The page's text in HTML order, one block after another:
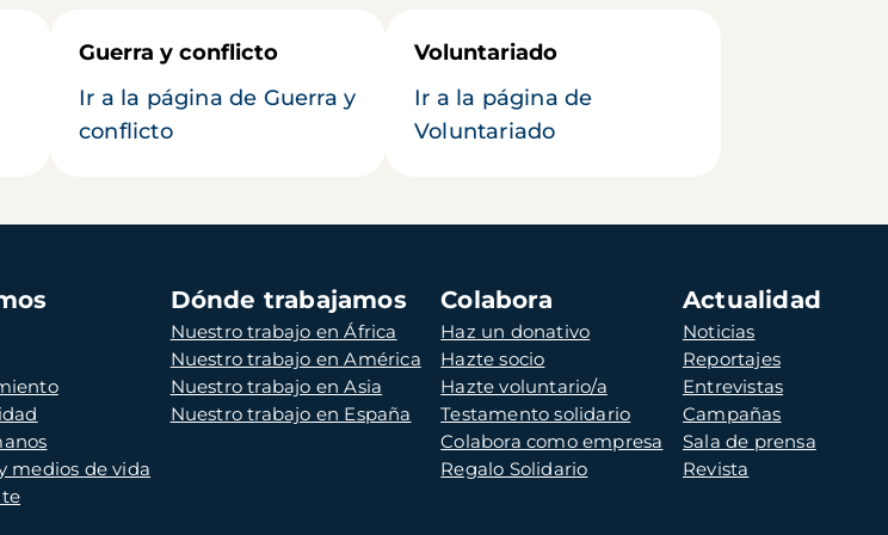
Guerra y conflicto
Ir a la página de Guerra y
conflicto
Voluntariado
Ir a la página de
Voluntariado
medios de vida
Dónde trabajamos
Nuestro trabajo en África
Nuestro trabajo en América
Nuestro trabajo en Asia
Nuestro trabajo en España
Colabora
Haz un donativo
Hazte socio
Hazte voluntario/a
Testamento solidario
Colabora como empresa
Regalo Solidario
Actualidad
Noticias
Reportajes
Entrevistas
Campañas
Sala de prensa
Revista